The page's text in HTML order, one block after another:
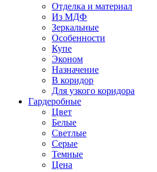
Отделка и материал
Из МДФ
Зеркальные
Особенности
Купе
Эконом
Назначение
В коридор
Для узкого коридора
Гардеробные
Цвет
Белые
Светлые
Серые
Темные
Цена